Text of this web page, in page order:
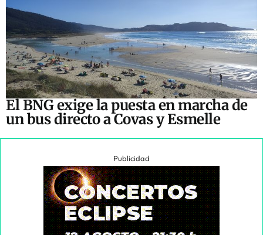
El BNG exige la puesta en marcha de
un bus directo a Covas y Esmelle
Publicidad